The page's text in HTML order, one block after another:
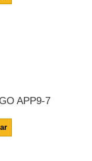
APP9-7